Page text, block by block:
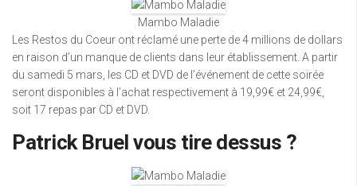
Mambo Maladie
Les Restos du Coeur ont réclamé une perte de 4 millions de dollars
en raison d’un manque de clients dans leur établissement. A partir
du samedi 5 mars, les CD et DVD de l’événement de cette soirée
seront disponibles à l’achat respectivement à 19,99€ et 24,99€,
soit 17 repas par CD et DVD.
Patrick Bruel vous tire dessus ?